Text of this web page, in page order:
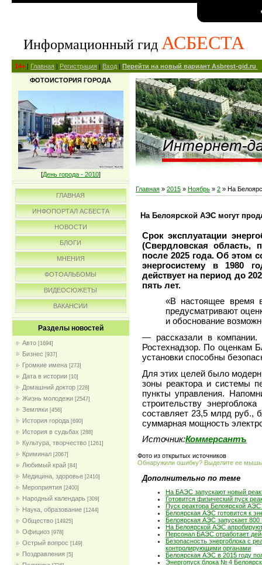
Информационный гид АСБЕСТА
14+ | Главная | Регистрация | Вход | Перейти на новый вариант Asbrest-gid.ru
ФОТОИСТОРИЯ ГОРОДА
[День города - 2010]
ГЛАВНАЯ
ИНФОПОРТАЛ АСБЕСТА
НОВОСТИ
БЛОГИ
МНЕНИЯ
ФОТОАЛЬБОМЫ
ВИДЕОСЮЖЕТЫ
ВАКАНСИИ
Разделы новостей
Авто [1694]
Бизнес [937]
Громкие имена [273]
Дата в истории [10]
Домашний доктор [228]
Жизнь молодежи [2547]
Земляки [456]
История города [690]
История в судьбах [288]
Культура, творчество [1261]
Криминал [2067]
Любимый край [84]
Медицина, здоровье [2410]
Мероприятия [2400]
Народный календарь [309]
Наука, образование [1244]
Общество [14925]
Официоз [978]
Острый вопрос [149]
Поздравления [5]
Главная » 2015 » Ноябрь » 2 » На
На Белоярской АЭС могут
Срок эксплуатации
(Свердловская область,
после 2025 года. Об
энергосистему в 1980
действует на период до
пять лет.
«В настоящее время
предусматривают
и обоснование
— рассказали в компании.
Ростехнадзор. По оценкам
установки способны
Для этих целей было
зоны реактора и системы
пункты управления.
строительству
составляет 23,5 млрд руб.,
суммарная мощность
Источник:Коммерсантъ
Фото из открытых источников
Обнаружили ошибку? Выделите ее
Дополнительно по теме
На БАЭС запускают новый
Готовится физический пуск
Пуск реактора Белоярской
Белоярская АЭС готовится к
Белоярская АЭС запускает
На Белоярской АЭС
Персонал БАЭС отработает
Безопасность энергоблока с
контролирующими органами
Белоярская АЭС в 2015 году
Энергопуск блока № 4